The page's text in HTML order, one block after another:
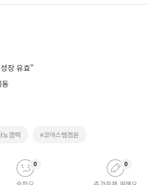
장 유효"
노캠텍 #코아스템켐온
0 0